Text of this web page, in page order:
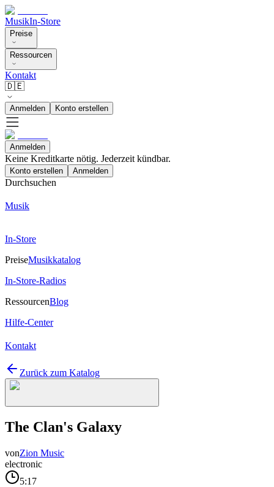
MusikIn-Store
Preise
Ressourcen
Kontakt
🇩🇪
Anmelden Konto erstellen
Anmelden
Keine Kreditkarte nötig. Jederzeit kündbar.
Konto erstellen Anmelden
Durchsuchen
Musik
In-Store
PreiseMusikkatalog
In-Store-Radios
RessourcenBlog
Hilfe-Center
Kontakt
Zurück zum Katalog
The Clan's Galaxy
vonZion Music
electronic
5:17